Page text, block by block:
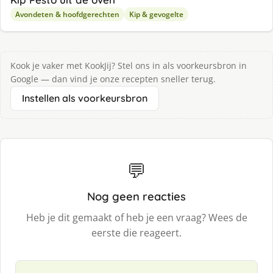
Avondeten & hoofdgerechten Kip & gevogelte
Kook je vaker met KookJij? Stel ons in als voorkeursbron in
Google — dan vind je onze recepten sneller terug.
Instellen als voorkeursbron
💬
Nog geen reacties
Heb je dit gemaakt of heb je een vraag? Wees de
eerste die reageert.